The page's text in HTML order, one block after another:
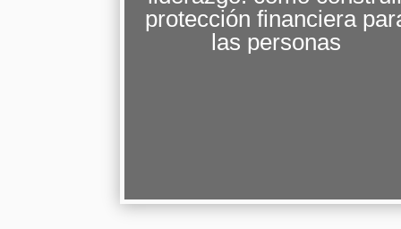
protección financiera
las personas
el papel preventivo de la inteligencia
en el seguro Fernando Ariza, CEO de